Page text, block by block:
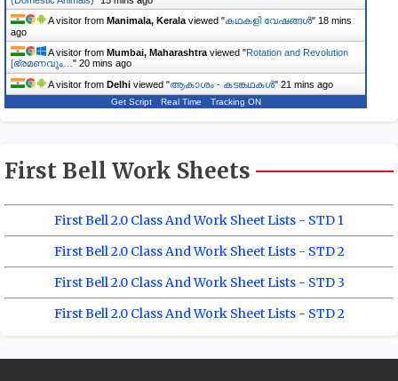
A visitor from Manimala, Kerala viewed "കഥകളി വേഷങ്ങൾ" 18 mins
ago
A visitor from Mumbai, Maharashtra viewed "Rotation and Revolution
[ഭ്രമണവും… " 20 mins ago
A visitor from Delhi viewed "ആകാശം - കടങ്കഥകൾ" 21 mins ago
Get Script Real Time Tracking ON
First Bell Work Sheets
First Bell 2.0 Class And Work Sheet Lists - STD 1
First Bell 2.0 Class And Work Sheet Lists - STD 2
First Bell 2.0 Class And Work Sheet Lists - STD 3
First Bell 2.0 Class And Work Sheet Lists - STD 2